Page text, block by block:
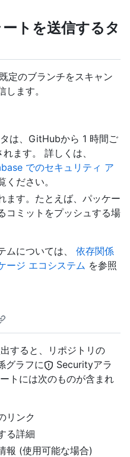
トを送信するタ
定のブランチをスキャン
ます。
は、GitHubから 1 時間ご
ます。 詳しくは、
でのセキュリティ ア
ください。
ます。たとえば、パッケー
コミットをプッシュする場
ムについては、 依存関係
ージ エコシステム を参照
すると、リポジトリの
グラフに
Securityアラ
トには次のものが含まれ
リンク
る詳細
報 (使用可能な場合)